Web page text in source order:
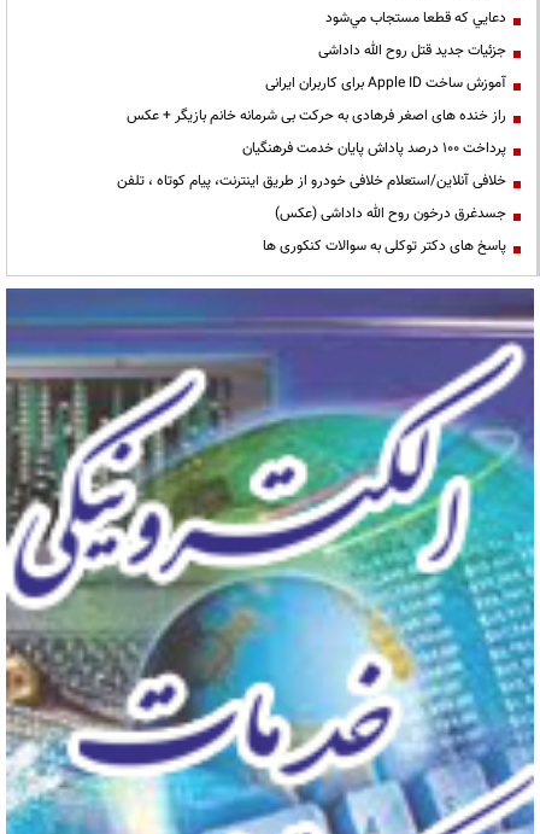
دعايي كه قطعا مستجاب مي‌شود
جزئیات جدید قتل روح الله داداشی
آموزش ساخت Apple ID برای کاربران ایرانی
راز خنده های اصغر فرهادی به حرکت بی شرمانه خانم بازیگر + عکس
پرداخت ۱۰۰ درصد پاداش پایان خدمت فرهنگیان
خلافی آنلاین/استعلام خلافی خودرو از طریق اینترنت، پیام کوتاه ، تلفن
جسدغرق درخون روح الله داداشی (عکس)
پاسخ های دکتر توکلی به سوالات کنکوری ها